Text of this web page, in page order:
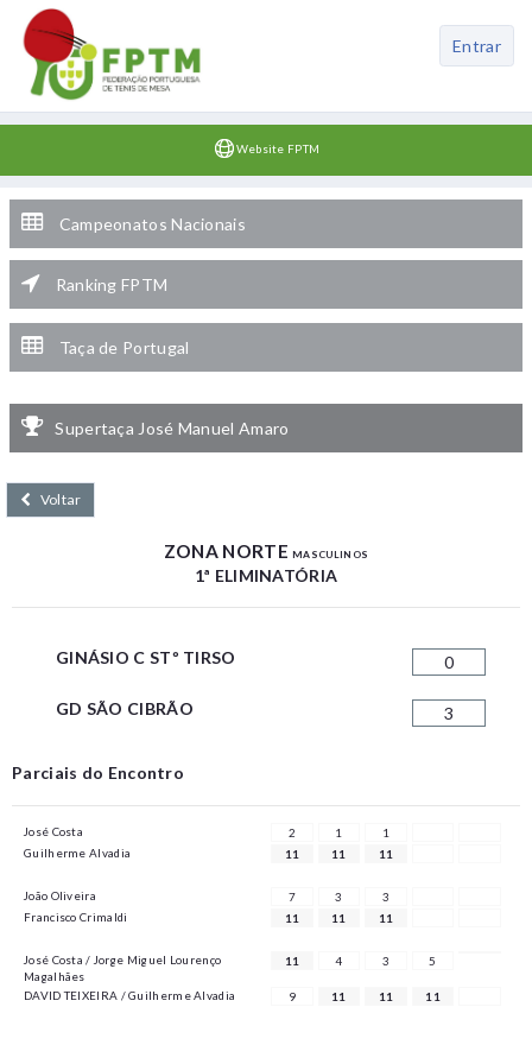
Website FPTM
Entrar
Campeonatos Nacionais
Ranking FPTM
Taça de Portugal
Supertaça José Manuel Amaro
Voltar
ZONA NORTEMASCULINOS
1ª ELIMINATÓRIA
GINÁSIO C STº TIRSO 0
GD SÃO CIBRÃO 3
Parciais do Encontro
José Costa 2 1
1
Guilherme Alvadia
11 11 11
João Oliveira 7 3
3
Francisco Crimaldi
11 11 11
José Costa / Jorge Miguel Lourenço
Magalhães
11 4 3 5
DAVID TEIXEIRA / Guilherme Alvadia 9 11 11 11